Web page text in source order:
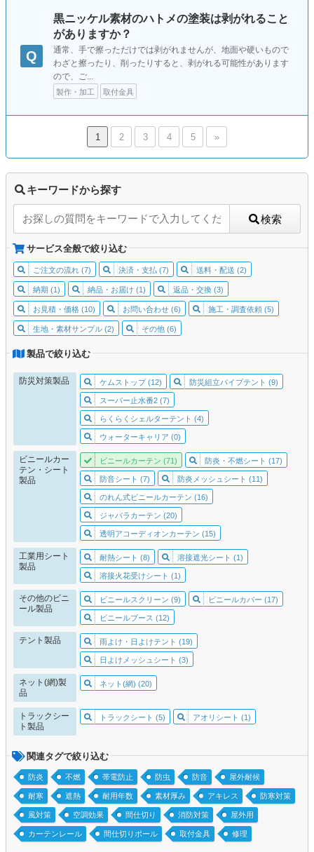
Q
黒ニッケル素材のハトメの塗装は剥がれること
がありますか？
通常、手で擦っただけでは剥がれませんが、地面や硬いもので
わざと擦ったり、削ったりすると、剥がれる可能性があります
ので、ご...
製作・加工 取付金具
1 2 3 4 5 »
キーワードから探す
検索
サービス全般で絞り込む
ご注文の流れ (7) 決済・支払 (7) 送料・配送 (2)
納期 (1) 納品・お届け (1) 返品・交換 (3)
お見積・価格 (10) お問い合わせ (6) 施工・調査依頼 (5)
生地・素材サンプル (2) その他 (6)
製品で絞り込む
防災対策製品 ケムストップ (12) 防災組立パイプテント (9)
スーパー止水番2 (7)
らくらくシェルターテント (4)
ウォーターキャリア (0)
ビニールカー
テン・シート
製品
ビニールカーテン (71) 防炎・不燃シート (17)
防音シート (7) 防炎メッシュシート (11)
のれん式ビニールカーテン (16)
ジャバラカーテン (20)
透明アコーディオンカーテン (15)
工業用シート
製品
耐熱シート (8) 溶接遮光シート (1)
溶接火花受けシート (1)
その他のビニ
ール製品
ビニールスクリーン (9) ビニールカバー (17)
ビニールブース (12)
テント製品 雨よけ・日よけテント (19)
日よけメッシュシート (3)
ネット(網)製
品
ネット(網) (20)
トラックシー
ト製品
トラックシート (5) アオリシート (1)
関連タグで絞り込む
防炎 不燃 帯電防止 防虫 防音 屋外耐候
耐寒 遮熱 耐用年数 素材厚み アキレス 防寒対策
風対策 空調効果 間仕切り 消防対策 屋外用
カーテンレール 間仕切りポール 取付金具 修理